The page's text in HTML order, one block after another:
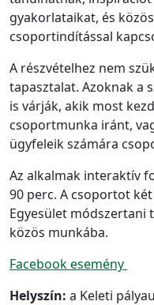
gyakorlataikat, és
csoportindítással
A részvételhez nem
tapasztalat. Azoknak a
is várják, akik most
csoportmunka iránt,
ügyfeleik számára
Az alkalmak interaktív
90 perc. A csoportot
Egyesület módszertani
közös munkába.
Facebook esemény
Helyszín: a Keleti